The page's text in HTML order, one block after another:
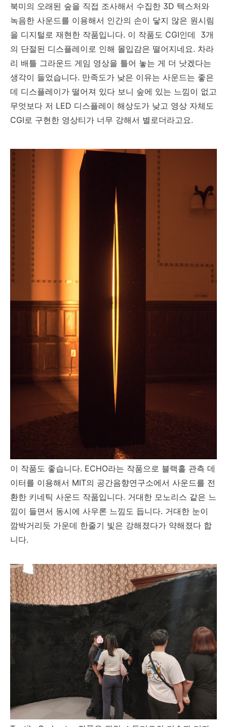
북미의 오래된 숲을 직접 조사해서 수집한 3D 텍스처와
녹음한 사운드를 이용해서 인간의 손이 닿지 않은 원시림
을 디지털로 재현한 작품입니다. 이 작품도 CGI인데 3개
의 단절된 디스플레이로 인해 몰입감은 떨어지네요. 차라
리 배틀 그라운드 게임 영상을 틀어 놓는 게 더 낫겠다는
생각이 들었습니다. 만족도가 낮은 이유는 사운드는 좋은
데 디스플레이가 떨어져 있다 보니 숲에 있는 느낌이 없고
무엇보다 저 LED 디스플레이 해상도가 낮고 영상 자체도
CGI로 구현한 영상티가 너무 강해서 별로더라고요.
이 작품도 좋습니다. ECHO라는 작품으로 블랙홀 관측 데
이터를 이용해서 MIT의 공간음향연구소에서 사운드를 전
환한 키네틱 사운드 작품입니다. 거대한 모노리스 같은 느
낌이 들면서 동시에 사우론 느낌도 듭니다. 거대한 눈이
깜박거리듯 가운데 한줄기 빛은 강해졌다가 약해졌다 합
니다.